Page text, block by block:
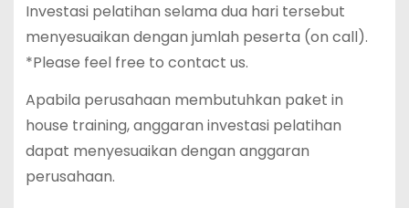
Investasi pelatihan selama dua hari tersebut
menyesuaikan dengan jumlah peserta (on call).
*Please feel free to contact us.
Apabila perusahaan membutuhkan paket in
house training, anggaran investasi pelatihan
dapat menyesuaikan dengan anggaran
perusahaan.